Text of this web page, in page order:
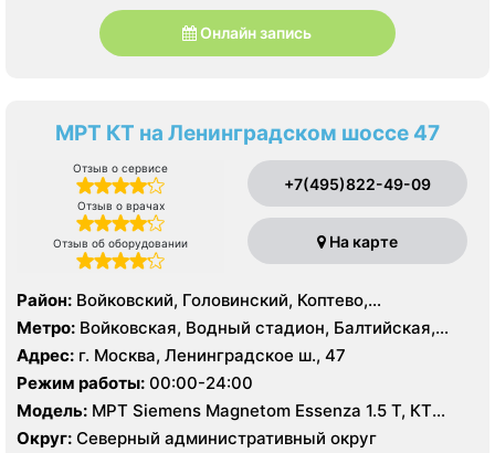
Онлайн запись
МРТ КТ на Ленинградском шоссе 47
Отзыв о сервисе
Отзыв о врачах
Отзыв об оборудовании
+7(495)822-49-09
На карте
Район: Войковский, Головинский, Коптево,
Левобережный, Ховрино
Метро: Войковская, Водный стадион, Балтийская,
Коптево, Лихоборы, Речной вокзал, Стрешнево,
Беломорская, Ховрино
Адрес: г. Москва, Ленинградское ш., 47
Режим работы: 00:00-24:00
Модель: МРТ Siemens Magnetom Essenza 1.5 Т, КТ
SIEMENS Somatom Perspective 64 срезов
Округ: Северный административный округ